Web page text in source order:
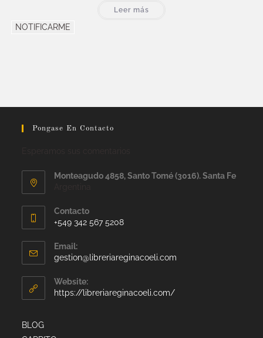
Leer más
NOTIFICARME
Pongase En Contacto
Monteagudo 4858, Santo Tomé (3016). Santa Fe
Contacto
+549 342 567 5208
Email:
gestion@libreriareginacoeli.com
Website:
https://libreriareginacoeli.com/
BLOG